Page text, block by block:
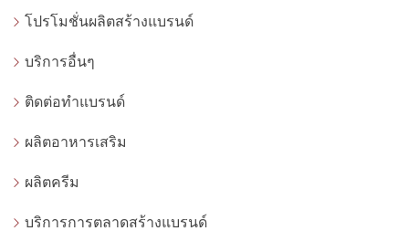
โปรโมชั่นผลิตสร้างแบรนด์
บริการอื่นๆ
ติดต่อทำแบรนด์
ผลิตอาหารเสริม
ผลิตครีม
บริการการตลาดสร้างแบรนด์